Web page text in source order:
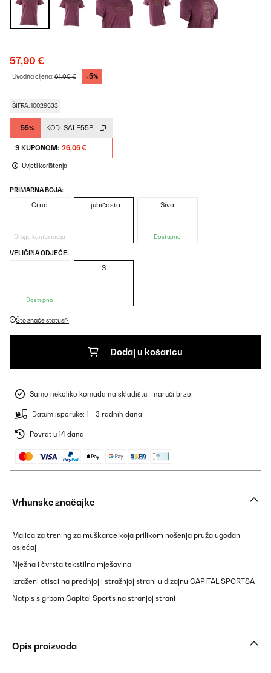
57,90 €
Uvodna cijena:61,00 € -5%
ŠIFRA: 10029533
-55% KOD: SALE55P
S KUPONOM: 26,06 €
Uvjeti korištenja
PRIMARNA BOJA:
Crna
Druga kombinacija
Ljubičasta Siva
Dostupno
VELIČINA ODJEĆE:
L
Dostupno
S
Što znače statusi?
Dodaj u košaricu
Samo nekoliko komada na skladištu - naruči brzo!
Datum isporuke: 1 - 3 radnih dana
Povrat u 14 dana
Vrhunske značajke
Majica za trening za muškarce koja prilikom nošenja pruža ugodan
osjećaj
Nježna i čvrsta tekstilna mješavina
Izraženi otisci na prednjoj i stražnjoj strani u dizajnu CAPITAL SPORTSA
Natpis s grbom Capital Sports na stranjoj strani
Opis proizvoda